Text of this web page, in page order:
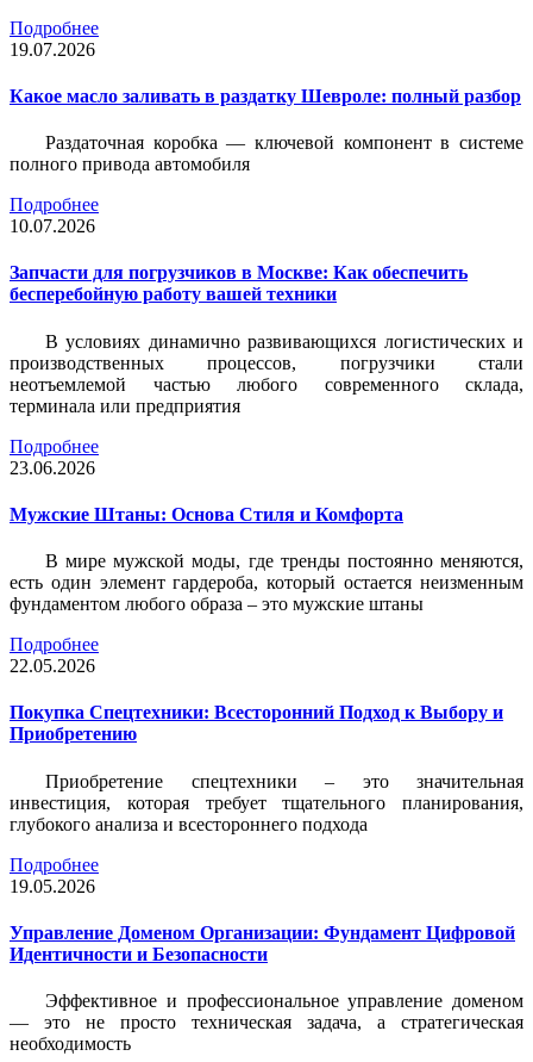
Подробнее
19.07.2026
Какое масло заливать в раздатку Шевроле: полный разбор
Раздаточная коробка — ключевой компонент в системе
полного привода автомобиля
Подробнее
10.07.2026
Запчасти для погрузчиков в Москве: Как обеспечить
бесперебойную работу вашей техники
В условиях динамично развивающихся логистических и
производственных процессов, погрузчики стали
неотъемлемой частью любого современного склада,
терминала или предприятия
Подробнее
23.06.2026
Мужские Штаны: Основа Стиля и Комфорта
В мире мужской моды, где тренды постоянно меняются,
есть один элемент гардероба, который остается неизменным
фундаментом любого образа – это мужские штаны
Подробнее
22.05.2026
Покупка Спецтехники: Всесторонний Подход к Выбору и
Приобретению
Приобретение спецтехники – это значительная
инвестиция, которая требует тщательного планирования,
глубокого анализа и всестороннего подхода
Подробнее
19.05.2026
Управление Доменом Организации: Фундамент Цифровой
Идентичности и Безопасности
Эффективное и профессиональное управление доменом
— это не просто техническая задача, а стратегическая
необходимость